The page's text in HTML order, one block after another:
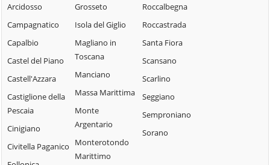
Arcidosso
Campagnatico
Capalbio
Castel del Piano
Castell'Azzara
Castiglione della
Pescaia
Cinigiano
Civitella Paganico
Grosseto
Isola del Giglio
Magliano in
Toscana
Manciano
Massa Marittima
Monte
Argentario
Monterotondo
Marittimo
Roccalbegna
Roccastrada
Santa Fiora
Scansano
Scarlino
Seggiano
Semproniano
Sorano